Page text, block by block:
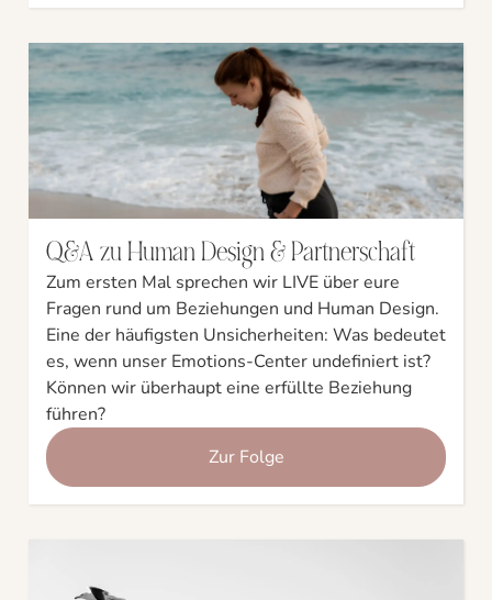
Q&A zu Human Design & Partnerschaft
Zum ersten Mal sprechen wir LIVE über eure
Fragen rund um Beziehungen und Human Design.
Eine der häufigsten Unsicherheiten: Was bedeutet
es, wenn unser Emotions-Center undefiniert ist?
Können wir überhaupt eine erfüllte Beziehung
führen?
Zur Folge